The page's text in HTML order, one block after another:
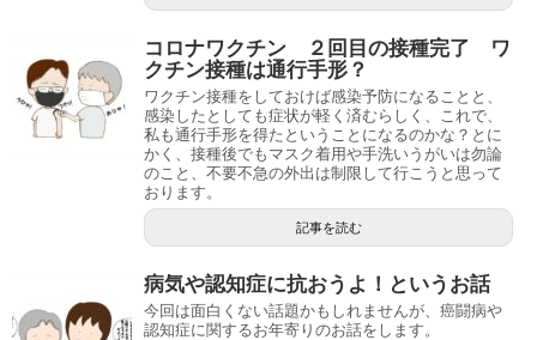
コロナワクチン ２回目の接種完了 ワ
クチン接種は通行手形？
ワクチン接種をしておけば感染予防になることと、
感染したとしても症状が軽く済むらしく、これで、
私も通行手形を得たということになるのかな？とに
かく、接種後でもマスク着用や手洗いうがいは勿論
のこと、不要不急の外出は制限して行こうと思って
おります。
記事を読む
病気や認知症に抗おうよ！というお話
今回は面白くない話題かもしれませんが、癌闘病や
認知症に関するお年寄りのお話をします。